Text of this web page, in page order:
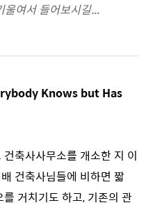
울여서 들어보시길...
Knows but Has
축사사무소를 개소한 지 이
건축사님들에 비하면 짧
거치기도 하고, 기존의 관